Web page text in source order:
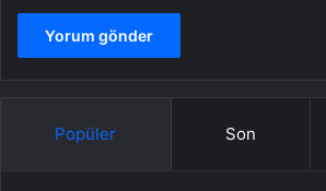
Popüler Son